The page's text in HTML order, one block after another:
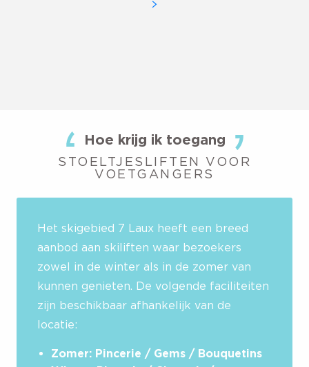
Hoe krijg ik toegang
STOELTJESLIFTEN VOOR
VOETGANGERS
Het skigebied 7 Laux heeft een breed
aanbod aan skiliften waar bezoekers
zowel in de winter als in de zomer van
kunnen genieten. De volgende faciliteiten
zijn beschikbaar afhankelijk van de
locatie:
Zomer: Pincerie / Gems / Bouquetins